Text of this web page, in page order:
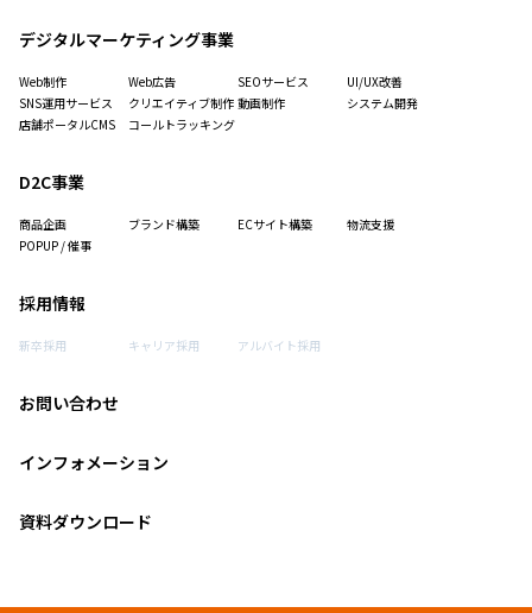
デジタルマーケティング事業
Web制作 Web広告 SEOサービス
UI/UX改善
SNS運用サービス
クリエイティブ制作 動画制作
システム開発
店舗ポータルCMS
コールトラッキング
D2C事業
商品企画 ブランド構築 ECサイト構築
物流支援
POPUP / 催事
採用情報
新卒採用 キャリア採用 アルバイト採用
お問い合わせ
インフォメーション
資料ダウンロード